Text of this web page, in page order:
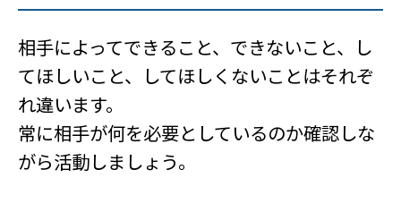
相手によってできること、できないこと、し
てほしいこと、してほしくないことはそれぞ
れ違います。
常に相手が何を必要としているのか確認しな
がら活動しましょう。